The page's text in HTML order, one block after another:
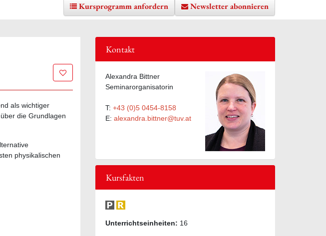
Kursprogramm anfordern Newsletter abonnieren
Zur Merkliste hinzufügen
als wichtiger
die Grundlagen
physikalischen
Kontakt
Alexandra Bittner
Seminarorganisatorin
T: +43 (0)5 0454-8158
E: alexandra.bittner@tuv.at
Kursfakten
Unterrichtseinheiten: 16